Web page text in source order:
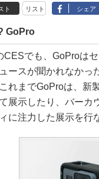
ト リスト シェア
GoPro
でも、GoProは
ースが聞かれなかっ
れまでGoProは、新
展示したり、バーカ
に注力した展示を行